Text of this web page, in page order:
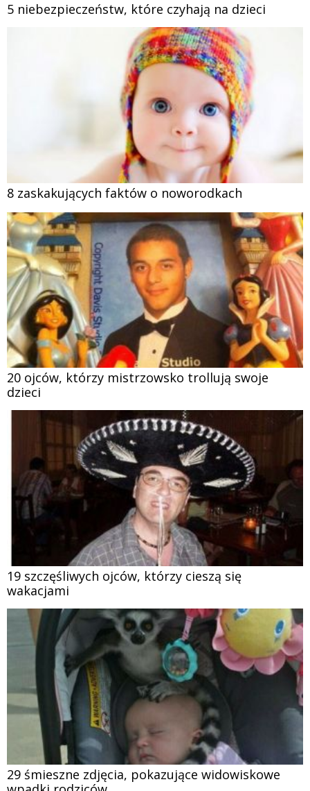
5 niebezpieczeństw, które czyhają na dzieci
8 zaskakujących faktów o noworodkach
20 ojców, którzy mistrzowsko trollują swoje
dzieci
19 szczęśliwych ojców, którzy cieszą się
wakacjami
29 śmieszne zdjęcia, pokazujące widowiskowe